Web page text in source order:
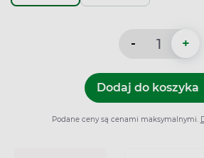
- +
Dodaj do koszyka
Dodaj
Podane ceny są cenami maksymalnymi.